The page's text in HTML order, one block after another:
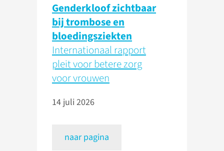
Genderkloof zichtbaar
bij trombose en
bloedingsziekten
Internationaal rapport
pleit voor betere zorg
voor vrouwen
14 juli 2026
naar pagina